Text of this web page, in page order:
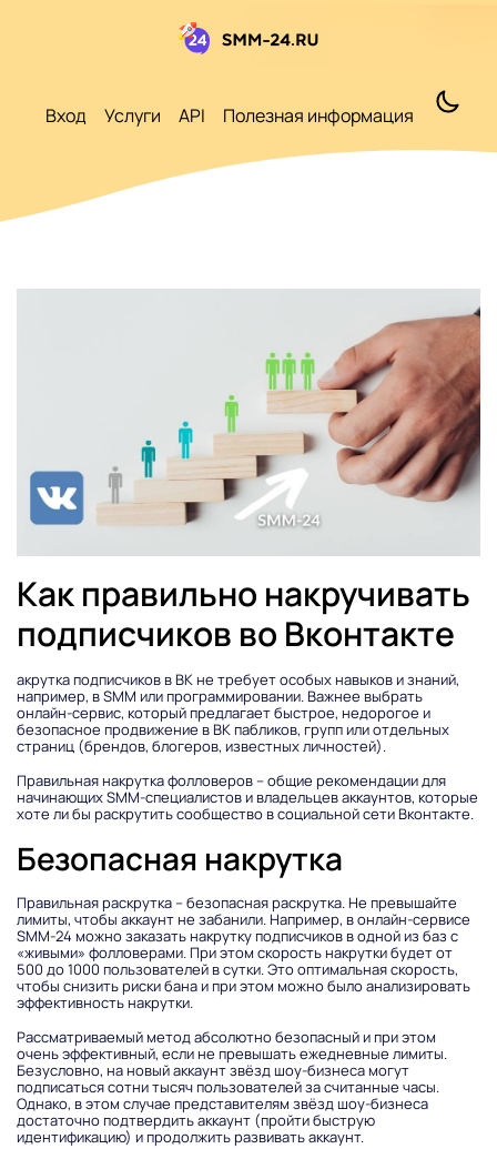
Вход Услуги API Полезная информация
Как правильно накручивать
подписчиков во Вконтакте
акрутка подписчиков в ВК не требует особых навыков и знаний,
например, в SMM или программировании. Важнее выбрать
онлайн-сервис, который предлагает быстрое, недорогое и
безопасное продвижение в ВК пабликов, групп или отдельных
страниц (брендов, блогеров, известных личностей).
Правильная накрутка фолловеров – общие рекомендации для
начинающих SMM-специалистов и владельцев аккаунтов, которые
хоте ли бы раскрутить сообщество в социальной сети Вконтакте.
Безопасная накрутка
Правильная раскрутка – безопасная раскрутка. Не превышайте
лимиты, чтобы аккаунт не забанили. Например, в онлайн-сервисе
SMM-24 можно заказать накрутку подписчиков в одной из баз с
«живыми» фолловерами. При этом скорость накрутки будет от
500 до 1000 пользователей в сутки. Это оптимальная скорость,
чтобы снизить риски бана и при этом можно было анализировать
эффективность накрутки.
Рассматриваемый метод абсолютно безопасный и при этом
очень эффективный, если не превышать ежедневные лимиты.
Безусловно, на новый аккаунт звёзд шоу-бизнеса могут
подписаться сотни тысяч пользователей за считанные часы.
Однако, в этом случае представителям звёзд шоу-бизнеса
достаточно подтвердить аккаунт (пройти быструю
идентификацию) и продолжить развивать аккаунт.